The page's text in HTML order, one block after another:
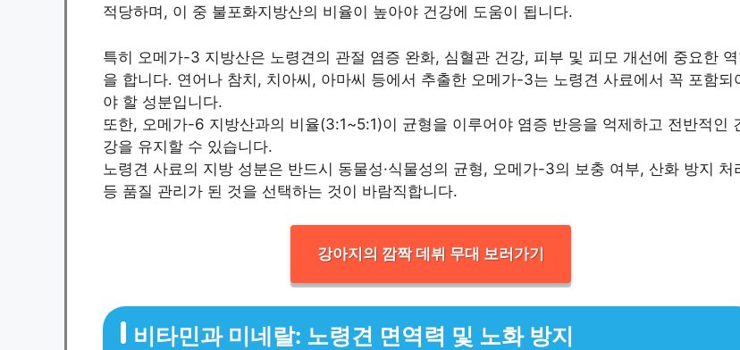
적당하며, 이 중 불포화지방산의 비율이 높아야 건강에 도움이 됩니다.
특히 오메가-3 지방산은 노령견의 관절 염증 완화, 심혈관 건강, 피부 및 피모 개선에 중요한
을 합니다. 연어나 참치, 치아씨, 아마씨 등에서 추출한 오메가-3는 노령견 사료에서 꼭 포함되
야 할 성분입니다.
또한, 오메가-6 지방산과의 비율(3:1~5:1)이 균형을 이루어야 염증 반응을 억제하고 전반적인
강을 유지할 수 있습니다.
노령견 사료의 지방 성분은 반드시 동물성·식물성의 균형, 오메가-3의 보충 여부, 산화 방지 처
등 품질 관리가 된 것을 선택하는 것이 바람직합니다.
강아지의 깜짝 데뷔 무대 보러가기
비타민과 미네랄: 노령견 면역력 및 노화 방지